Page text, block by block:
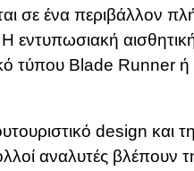
σε ένα περιβάλλον
Η εντυπωσιακή
τύπου Blade Runner ή
design και
αναλυτές βλέπουν